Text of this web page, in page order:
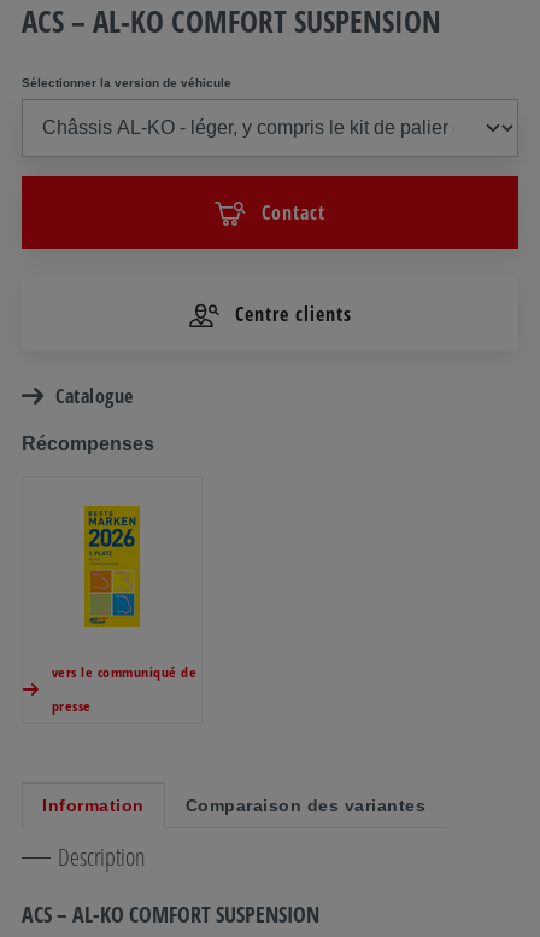
ACS – AL-KO COMFORT SUSPENSION
Sélectionner la version de véhicule
Contact
Centre clients
Catalogue
Récompenses
vers le communiqué de
presse
Information Comparaison des variantes
Description
ACS – AL-KO COMFORT SUSPENSION